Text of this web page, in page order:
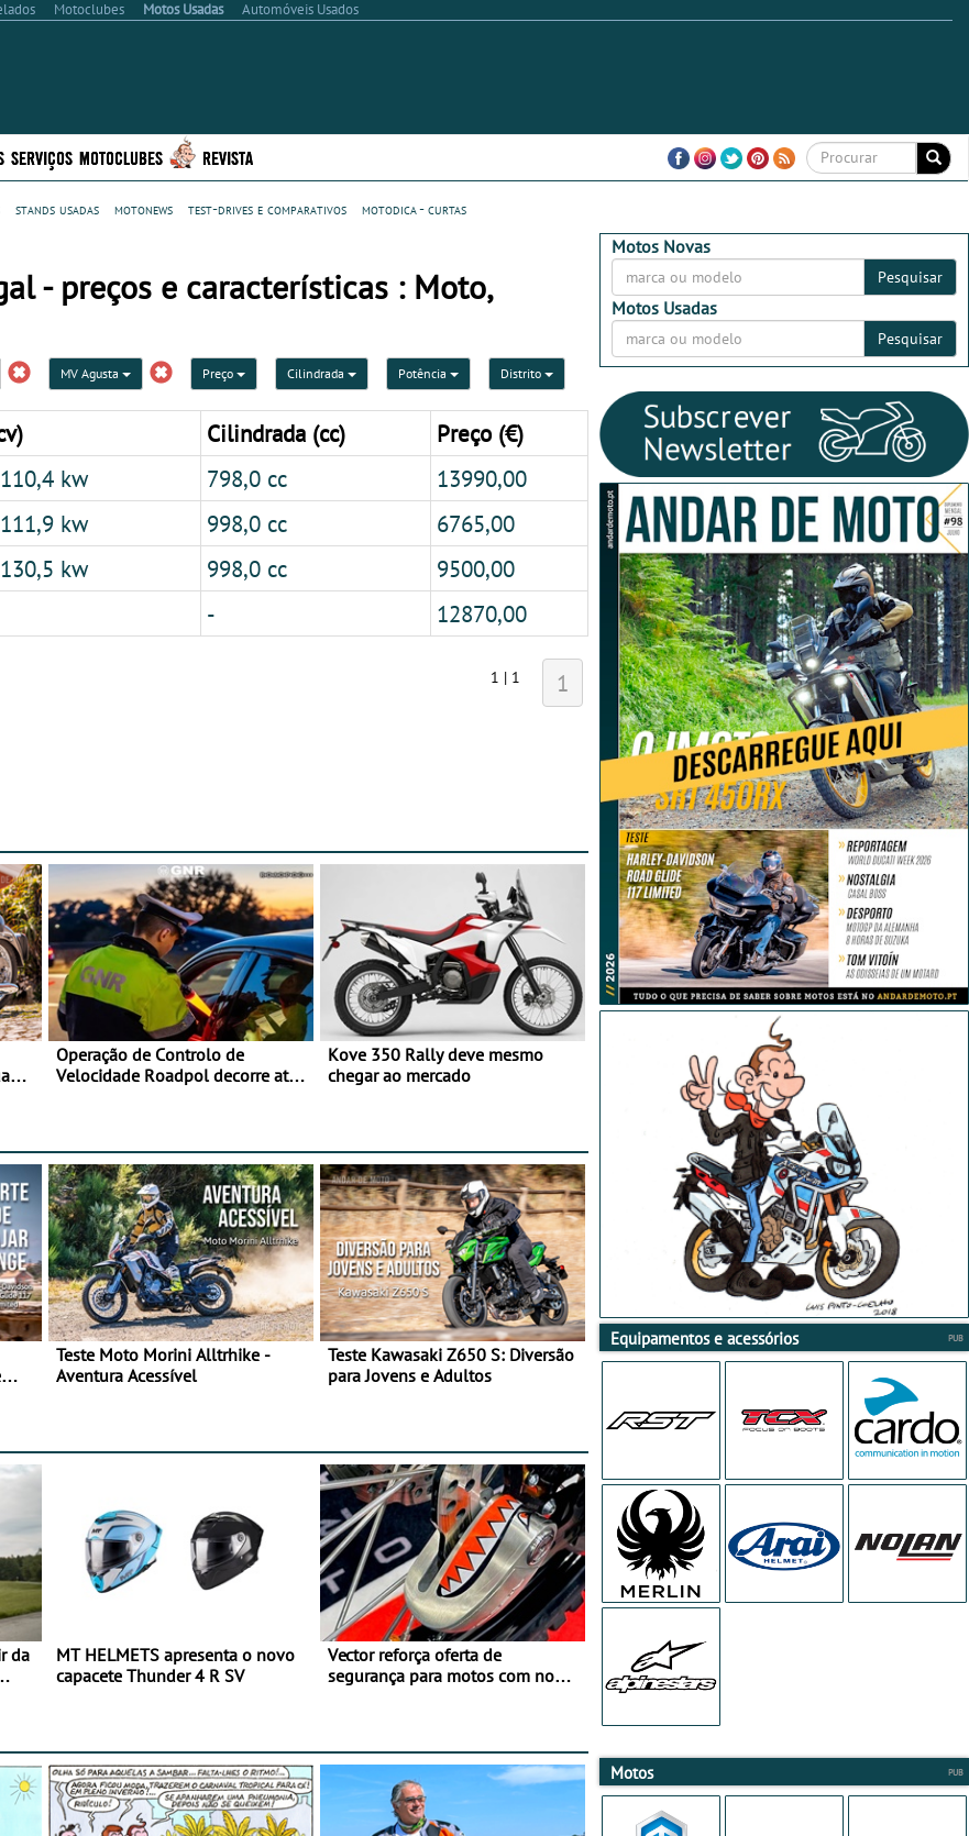
Motoclubes Motos Usadas Automóveis Usados
SERVIÇOS MOTOCLUBES REVISTA
stands usadas motonews test-drives e comparativos
motodica - curtas
- preços e características : Moto,
MV Agusta Preço Cilindrada Potência Distrito
Cilindrada (cc)
Preço (€)
kw 798,0 cc
13990,00
kw 998,0 cc
6765,00
kw 998,0 cc
9500,00
- 12870,00
1 | 1 1
Operação de Controlo de
Velocidade Roadpol decorre até
Kove 350 Rally deve mesmo
chegar ao mercado
Teste Moto Morini Alltrhike -
Aventura Acessível
Teste Kawasaki Z650 S: Diversão
para Jovens e Adultos
da
MT HELMETS apresenta o novo
capacete Thunder 4 R SV
Vector reforça oferta de
segurança para motos com nova
Motos Novas
Pesquisar
Motos Usadas
Pesquisar
Equipamentos e acessórios
Motos